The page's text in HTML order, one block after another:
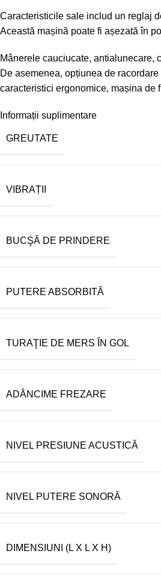
Caracteristicile sale includ un reglaj
Această mașină poate fi așezată în
Mânerele cauciucate, antialunecare,
De asemenea, opțiunea de
caracteristici ergonomice, mașina de
Informații suplimentare
GREUTATE
VIBRAȚII
BUCŞĂ DE PRINDERE
PUTERE ABSORBITĂ
TURAŢIE DE MERS ÎN GOL
ADÂNCIME FREZARE
NIVEL PRESIUNE ACUSTICĂ
NIVEL PUTERE SONORĂ
DIMENSIUNI (L X L X H)